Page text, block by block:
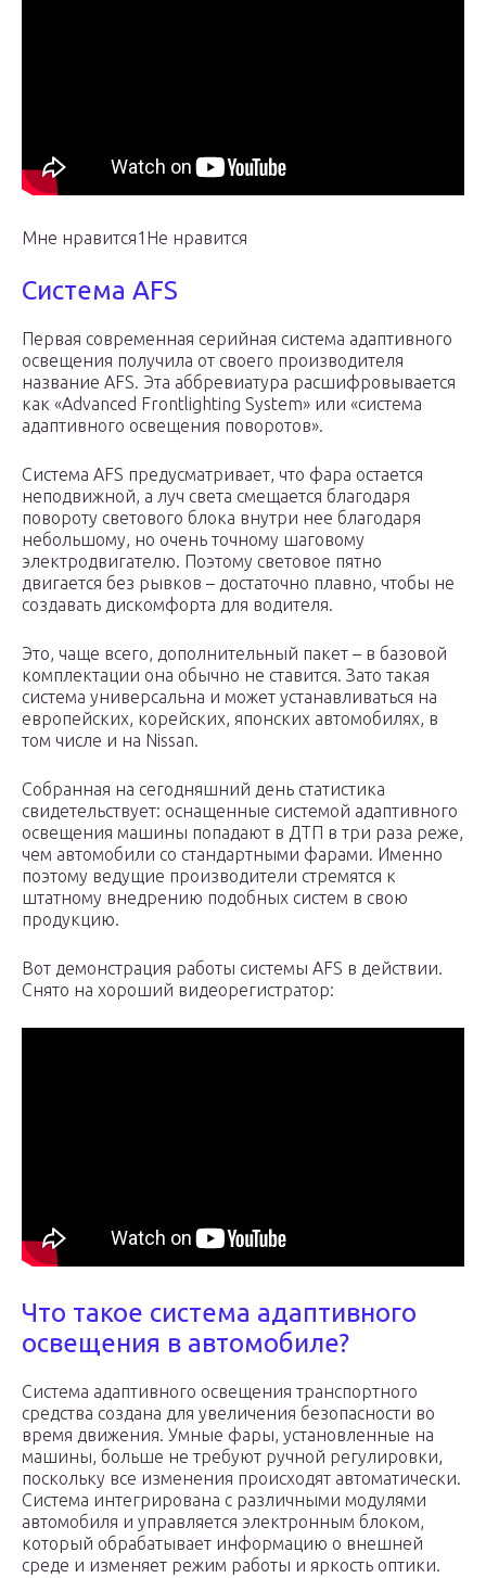
Мне нравится1Не нравится
Система AFS
Первая современная серийная система адаптивного
освещения получила от своего производителя
название AFS. Эта аббревиатура расшифровывается
как «Advanced Frontlighting System» или «система
адаптивного освещения поворотов».
Система AFS предусматривает, что фара остается
неподвижной, а луч света смещается благодаря
повороту светового блока внутри нее благодаря
небольшому, но очень точному шаговому
электродвигателю. Поэтому световое пятно
двигается без рывков – достаточно плавно, чтобы не
создавать дискомфорта для водителя.
Это, чаще всего, дополнительный пакет – в базовой
комплектации она обычно не ставится. Зато такая
система универсальна и может устанавливаться на
европейских, корейских, японских автомобилях, в
том числе и на Nissan.
Собранная на сегодняшний день статистика
свидетельствует: оснащенные системой адаптивного
освещения машины попадают в ДТП в три раза реже,
чем автомобили со стандартными фарами. Именно
поэтому ведущие производители стремятся к
штатному внедрению подобных систем в свою
продукцию.
Вот демонстрация работы системы AFS в действии.
Снято на хороший видеорегистратор:
Что такое система адаптивного
освещения в автомобиле?
Система адаптивного освещения транспортного
средства создана для увеличения безопасности во
время движения. Умные фары, установленные на
машины, больше не требуют ручной регулировки,
поскольку все изменения происходят автоматически.
Система интегрирована с различными модулями
автомобиля и управляется электронным блоком,
который обрабатывает информацию о внешней
среде и изменяет режим работы и яркость оптики.